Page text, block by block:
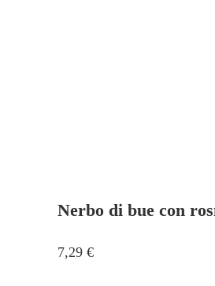
Nerbo di bue con
7,29 €